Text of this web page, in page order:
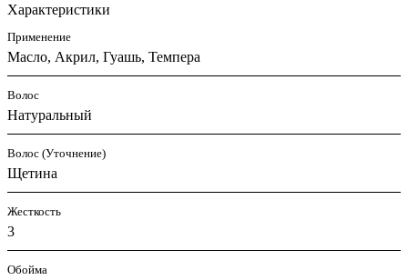
Характеристики
Применение
Масло, Акрил, Гуашь, Темпера
Волос
Натуральный
Волос (Уточнение)
Щетина
Жесткость
3
Обойма